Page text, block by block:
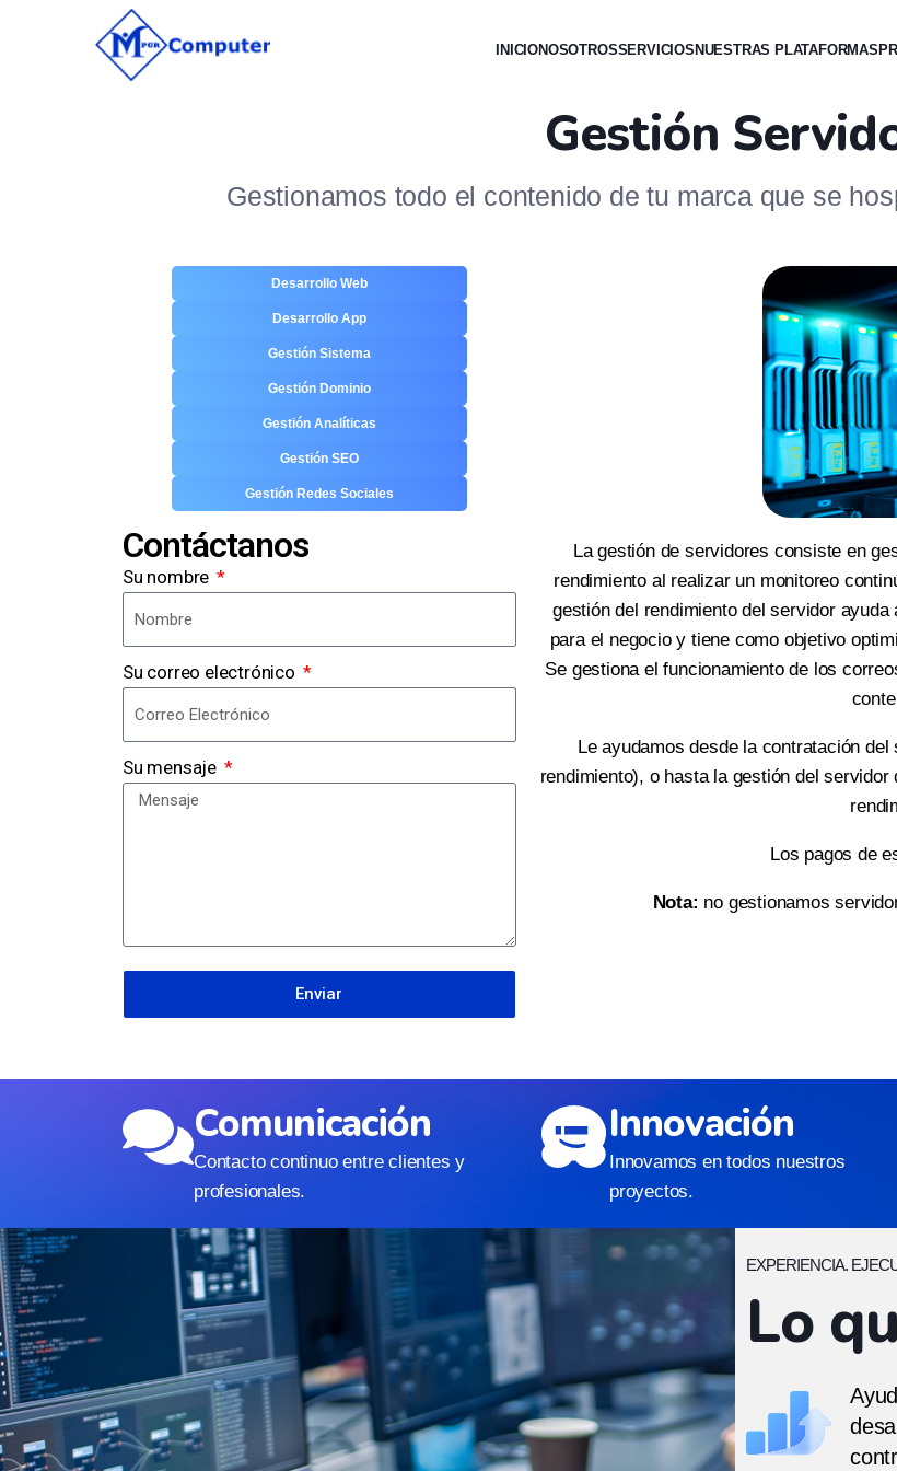
INICIONOSOTROSSERVICIOSNUESTRAS PLATAFORMAS
Gestión
Gestionamos todo el contenido de tu marca que se
Desarrollo Web
Desarrollo App
Gestión Sistema
Gestión Dominio
Gestión Analíticas
Gestión SEO
Gestión Redes Sociales
Contáctanos
Su nombre
Su correo electrónico
Su mensaje
Enviar
La gestión de servidores consiste en
rendimiento al realizar un monitoreo
gestión del rendimiento del servidor
para el negocio y tiene como objetivo
Se gestiona el funcionamiento de los
Le ayudamos desde la contratación
rendimiento), o hasta la gestión del
Los pagos de
Nota: no gestionamos
Comunicación
Contacto continuo entre clientes y
profesionales.
Innovación
Innovamos en todos nuestros
proyectos.
EXPERIENCIA.
Lo